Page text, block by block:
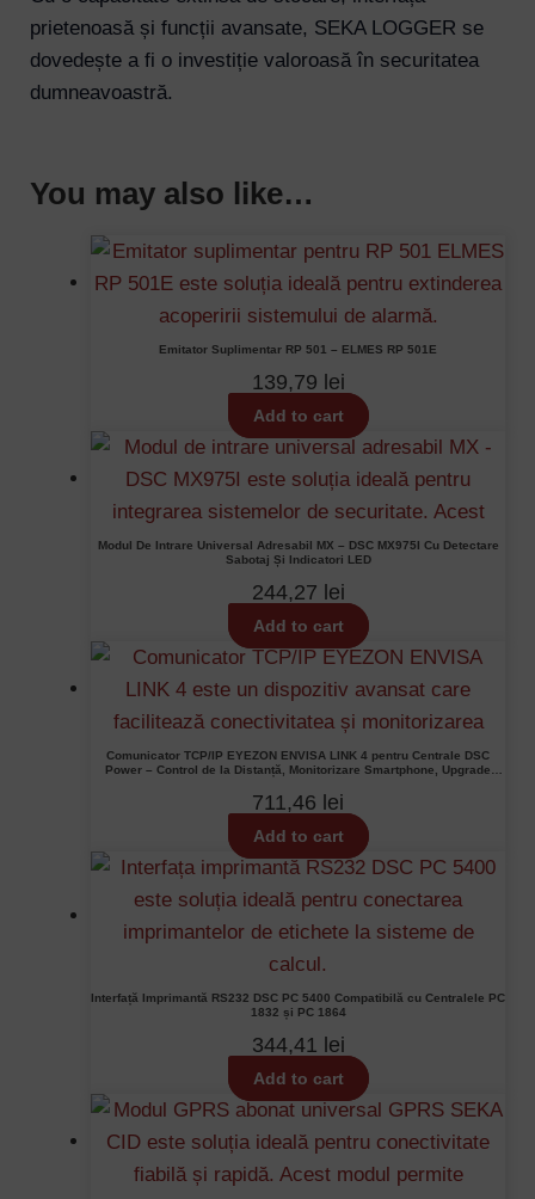
prietenoasă și funcții avansate, SEKA LOGGER se
dovedește a fi o investiție valoroasă în securitatea
dumneavoastră.
You may also like…
Emitator Suplimentar RP 501 – ELMES RP 501E
139,79 lei
Add to cart
Modul De Intrare Universal Adresabil MX – DSC MX975I Cu Detectare
Sabotaj Și Indicatori LED
244,27 lei
Add to cart
Comunicator TCP/IP EYEZON ENVISA LINK 4 pentru Centrale DSC
Power – Control de la Distanță, Monitorizare Smartphone, Upgrade
711,46 lei
Add to cart
Interfață Imprimantă RS232 DSC PC 5400 Compatibilă cu Centralele PC
1832 și PC 1864
344,41 lei
Add to cart